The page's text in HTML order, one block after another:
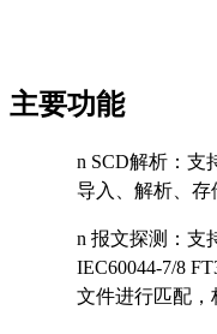
主要功能
n SCD解析：支
导入、解析、存
n 报文探测：支
IEC60044-7/8
文件进行匹配，